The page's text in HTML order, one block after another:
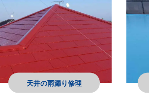
天井の雨漏り修理